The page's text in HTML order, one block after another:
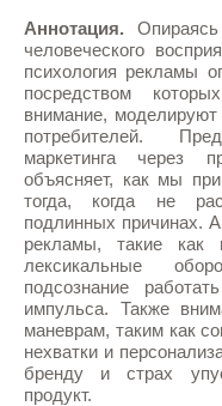
Аннотация.
человеческого
психология рекламы
посредством
внимание,
потребителей.
маркетинга через
объясняет, как мы
тогда, когда не
подлинных причинах.
рекламы, такие как
лексикальные
подсознание
импульса. Также
маневрам, таким как
нехватки и
бренду и страх
продукт.